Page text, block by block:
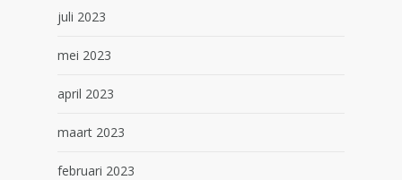
juli 2023
mei 2023
april 2023
maart 2023
februari 2023